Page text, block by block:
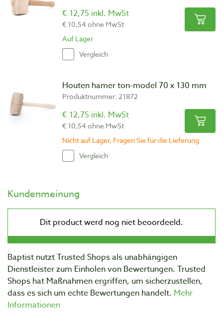
€ 12,75 inkl. MwSt
€ 10,54 ohne MwSt
Auf Lager
Vergleich
Houten hamer ton-model 70 x 130 mm
Produktnummer: 21872
€ 12,75 inkl. MwSt
€ 10,54 ohne MwSt
Nicht auf Lager, Fragen Sie für die Lieferung
Vergleich
Kundenmeinung
Baptist nutzt Trusted Shops als unabhängigen
Dienstleister zum Einholen von Bewertungen. Trusted
Shops hat Maßnahmen ergriffen, um sicherzustellen,
dass es sich um echte Bewertungen handelt. Mehr
Informationen